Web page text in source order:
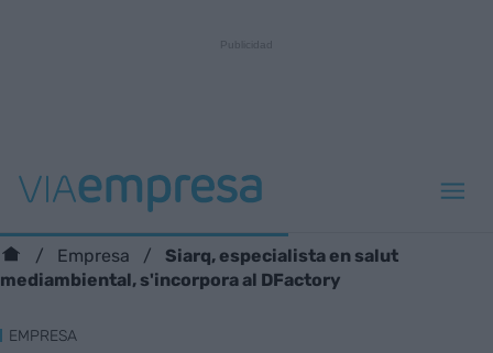
Empresa
Siarq, especialista en salut
mediambiental, s'incorpora al DFactory
EMPRESA